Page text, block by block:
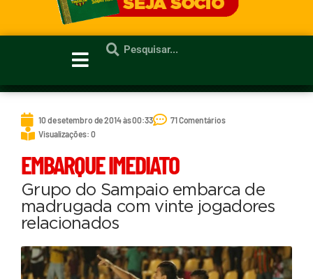
10 de setembro de 2014 às 00:33
71 Comentários
Visualizações: 0
EMBARQUE IMEDIATO
Grupo do Sampaio embarca de
madrugada com vinte jogadores
relacionados